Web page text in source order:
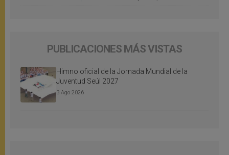
PUBLICACIONES MÁS VISTAS
Himno oficial de la Jornada Mundial de la
Juventud Seúl 2027
3 Ago 2026